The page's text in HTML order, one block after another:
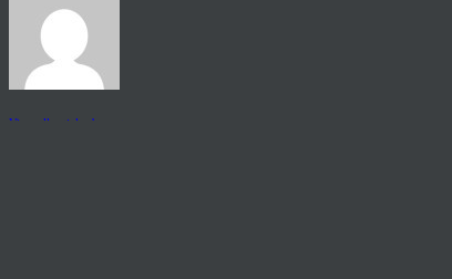
View all articles by anton